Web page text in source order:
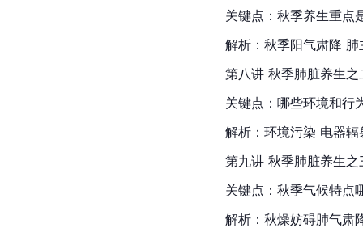
关键点：秋季养生重点
解析：秋季阳气肃降
第八讲 秋季肺脏养生之
关键点：哪些环境和行
解析：环境污染 电器
第九讲 秋季肺脏养生之
关键点：秋季气候特点
解析：秋燥妨碍肺气肃